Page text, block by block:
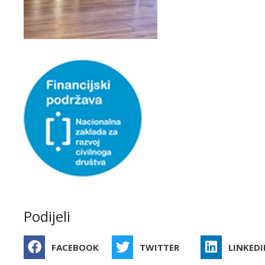
Podijeli
FACEBOOK TWITTER